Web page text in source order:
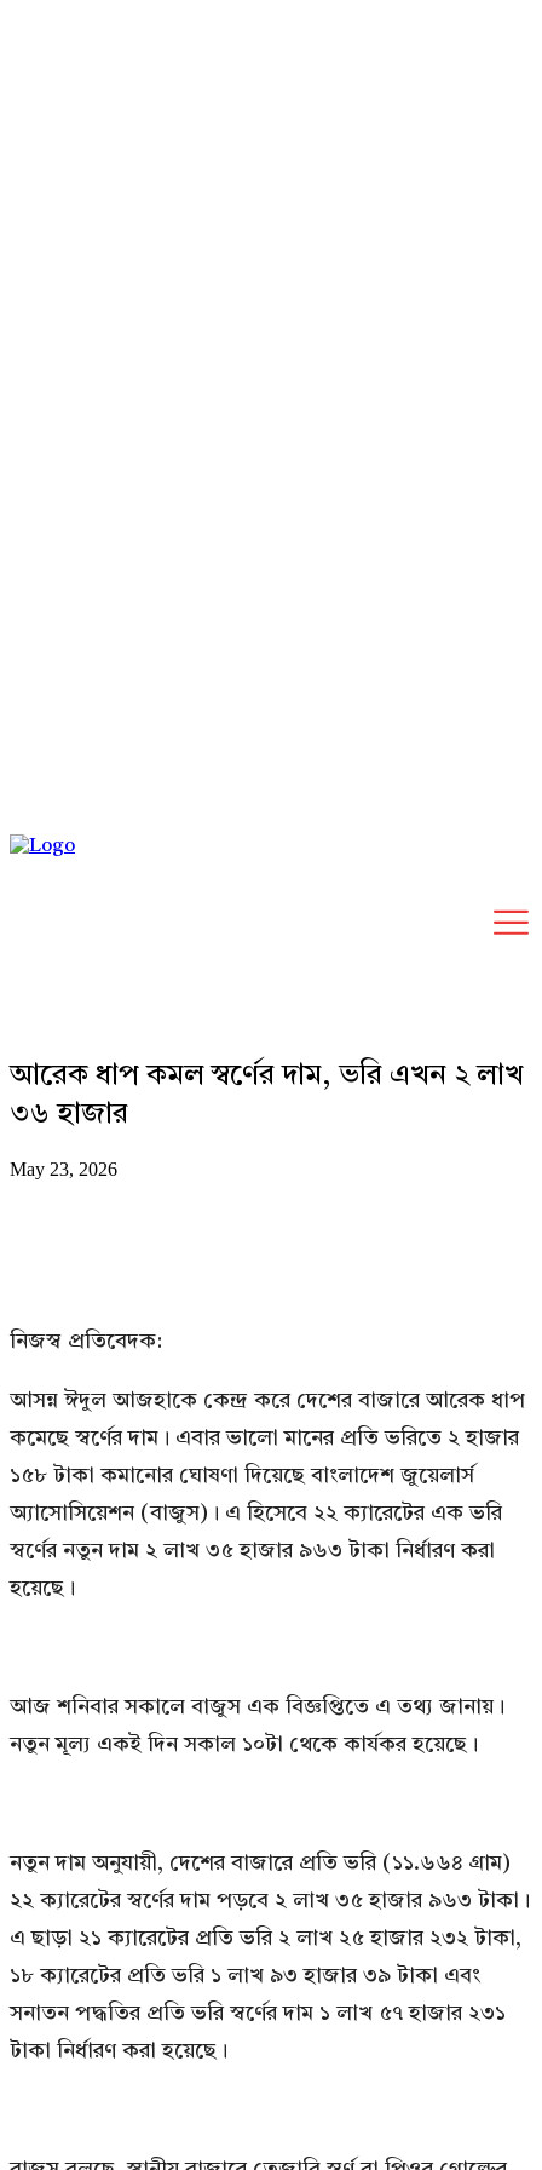
আরেক ধাপ কমল স্বর্ণের দাম, ভরি এখন ২ লাখ
৩৬ হাজার
May 23, 2026
নিজস্ব প্রতিবেদক:
আসন্ন ঈদুল আজহাকে কেন্দ্র করে দেশের বাজারে আরেক ধাপ
কমেছে স্বর্ণের দাম। এবার ভালো মানের প্রতি ভরিতে ২ হাজার
১৫৮ টাকা কমানোর ঘোষণা দিয়েছে বাংলাদেশ জুয়েলার্স
অ্যাসোসিয়েশন (বাজুস)। এ হিসেবে ২২ ক্যারেটের এক ভরি
স্বর্ণের নতুন দাম ২ লাখ ৩৫ হাজার ৯৬৩ টাকা নির্ধারণ করা
হয়েছে।
আজ শনিবার সকালে বাজুস এক বিজ্ঞপ্তিতে এ তথ্য জানায়।
নতুন মূল্য একই দিন সকাল ১০টা থেকে কার্যকর হয়েছে।
নতুন দাম অনুযায়ী, দেশের বাজারে প্রতি ভরি (১১.৬৬৪ গ্রাম)
২২ ক্যারেটের স্বর্ণের দাম পড়বে ২ লাখ ৩৫ হাজার ৯৬৩ টাকা।
এ ছাড়া ২১ ক্যারেটের প্রতি ভরি ২ লাখ ২৫ হাজার ২৩২ টাকা,
১৮ ক্যারেটের প্রতি ভরি ১ লাখ ৯৩ হাজার ৩৯ টাকা এবং
সনাতন পদ্ধতির প্রতি ভরি স্বর্ণের দাম ১ লাখ ৫৭ হাজার ২৩১
টাকা নির্ধারণ করা হয়েছে।